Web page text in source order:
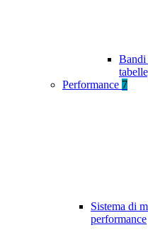
Bandi
Performance 7
Sistema di
performance